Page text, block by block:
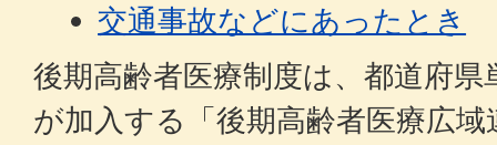
交通事故などにあったとき
後期高齢者医療制度は、都道府
が加入する「後期高齢者医療広